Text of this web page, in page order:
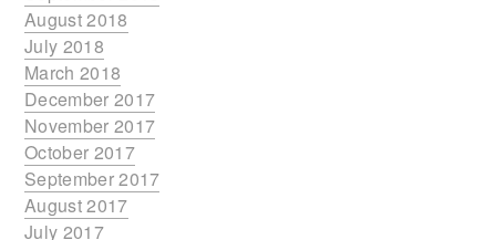
August 2018
July 2018
March 2018
December 2017
November 2017
October 2017
September 2017
August 2017
July 2017